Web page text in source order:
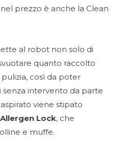
prezzo è anche la Clean
al robot non solo di
quanto raccolto
così da poter
intervento da parte
viene stipato
Allergen Lock, che
e muffe.